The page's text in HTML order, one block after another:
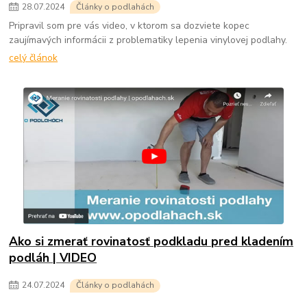
28.07.2024 Články o podlahách
Pripravil som pre vás video, v ktorom sa dozviete kopec
zaujímavých informácii z problematiky lepenia vinylovej podlahy.
celý článok
Ako si zmerať rovinatosť podkladu pred kladením
podláh | VIDEO
24.07.2024 Články o podlahách